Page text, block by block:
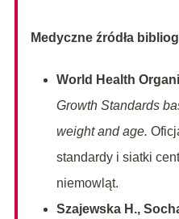
Medyczne źródła
World Health
Growth Standards
weight and age.
standardy i siatki
niemowląt.
Szajewska H.,